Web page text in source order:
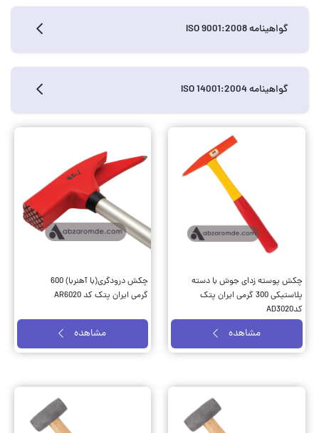
گواهینامه ISO 9001:2008
گواهینامه ISO 14001:2004
چکش پوسته زدای جوش با دسته
پلاستیکی 300 گرمی ایران پتک
کدAD3020
مشاهده
چکش درودگری(با آهنربا) 600
گرمی ایران پتک کد AR6020
مشاهده